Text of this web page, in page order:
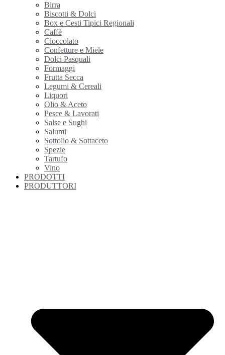
Birra
Biscotti & Dolci
Box e Cesti Tipici Regionali
Caffè
Cioccolato
Confetture e Miele
Dolci Pasquali
Formaggi
Frutta Secca
Legumi & Cereali
Liquori
Olio & Aceto
Pesce & Lavorati
Salse e Sughi
Salumi
Sottolio & Sottaceto
Spezie
Tartufo
Vino
PRODOTTI
PRODUTTORI